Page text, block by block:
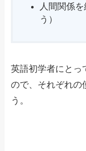
人間関係
う）
英語初学者にとっ
ので、それぞれの
う。